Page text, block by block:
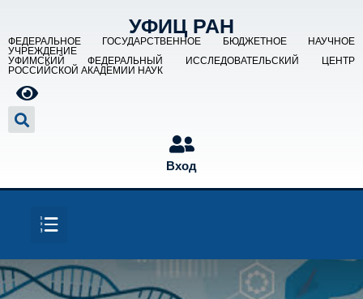
УФИЦ РАН
ФЕДЕРАЛЬНОЕ ГОСУДАРСТВЕННОЕ БЮДЖЕТНОЕ НАУЧНОЕ
УЧРЕЖДЕНИЕ
УФИМСКИЙ ФЕДЕРАЛЬНЫЙ ИССЛЕДОВАТЕЛЬСКИЙ ЦЕНТР
РОССИЙСКОЙ АКАДЕМИИ НАУК
Вход